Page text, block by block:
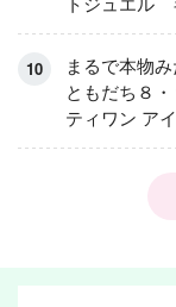
アイスver.
集！
まるで本物
ともだち８
ティワン ア